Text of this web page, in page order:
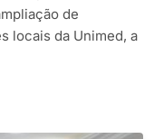
de
locais da Unimed, a